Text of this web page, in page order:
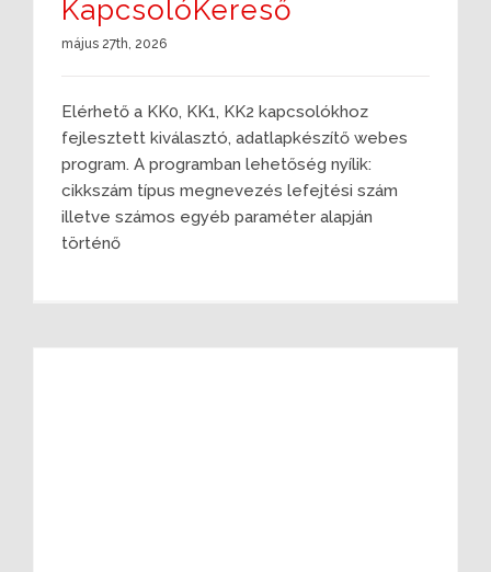
KapcsolóKereső
május 27th, 2026
Elérhető a KK0, KK1, KK2 kapcsolókhoz
fejlesztett kiválasztó, adatlapkészítő webes
program. A programban lehetőség nyílik:
cikkszám típus megnevezés lefejtési szám
illetve számos egyéb paraméter alapján
történő